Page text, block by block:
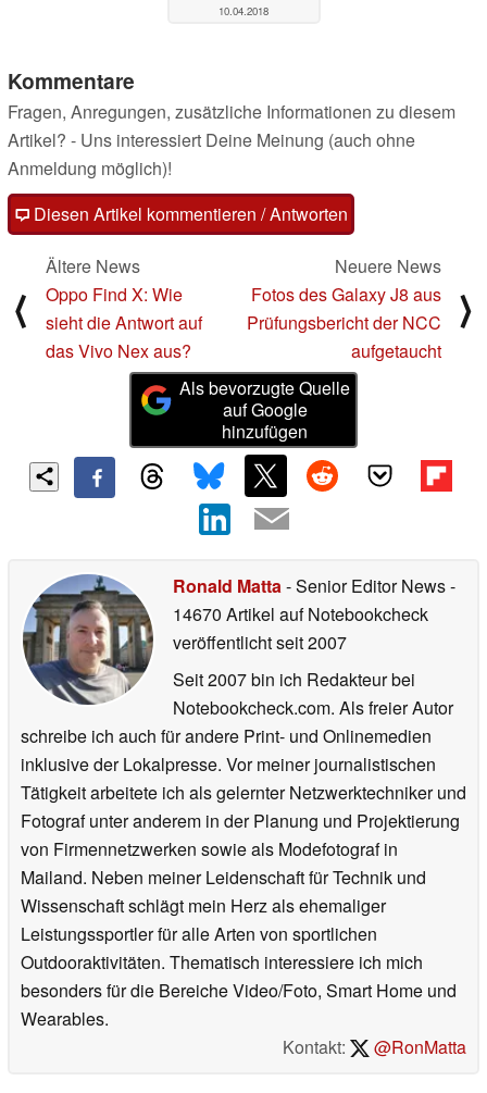
10.04.2018
Kommentare
Fragen, Anregungen, zusätzliche Informationen zu diesem
Artikel? - Uns interessiert Deine Meinung (auch ohne
Anmeldung möglich)!
Diesen Artikel kommentieren / Antworten
⟨
Ältere News
Oppo Find X: Wie
sieht die Antwort auf
das Vivo Nex aus?
Neuere News
Fotos des Galaxy J8 aus
Prüfungsbericht der NCC
aufgetaucht
⟩
Als bevorzugte Quelle
auf Google
hinzufügen
Ronald Matta - Senior Editor News-
14670 Artikel auf Notebookcheck
veröffentlichtseit 2007
Seit 2007 bin ich Redakteur bei
Notebookcheck.com. Als freier Autor
schreibe ich auch für andere Print- und Onlinemedien
inklusive der Lokalpresse. Vor meiner journalistischen
Tätigkeit arbeitete ich als gelernter Netzwerktechniker und
Fotograf unter anderem in der Planung und Projektierung
von Firmennetzwerken sowie als Modefotograf in
Mailand. Neben meiner Leidenschaft für Technik und
Wissenschaft schlägt mein Herz als ehemaliger
Leistungssportler für alle Arten von sportlichen
Outdooraktivitäten. Thematisch interessiere ich mich
besonders für die Bereiche Video/Foto, Smart Home und
Wearables.
Kontakt:
@RonMatta